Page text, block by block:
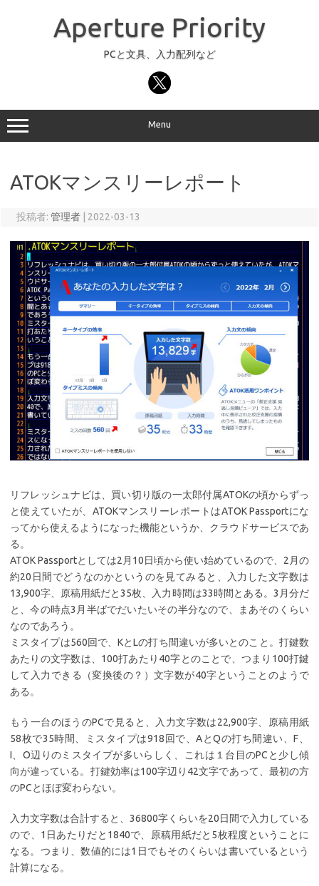
Aperture Priority
PCと文具、入力配列など
Menu
ATOKマンスリーレポート
投稿者: 管理者 2022-03-13
リフレッシュナビは、買い切り版の一太郎付属ATOKの頃からずっ
と使えていたが、ATOKマンスリーレポートはATOK Passportにな
ってから使えるようになった機能というか、クラウドサービスであ
る。
ATOK Passportとしては2月10日頃から使い始めているので、2月の
約20日間でどうなのかというのを見てみると、入力した文字数は
13,900字、原稿用紙だと35枚、入力時間は33時間とある。3月分だ
と、今の時点3月半ばでだいたいその半分なので、まあそのくらい
なのであろう。
ミスタイプは560回で、KとLの打ち間違いが多いとのこと。打鍵数
あたりの文字数は、100打あたり40字とのことで、つまり100打鍵
して入力できる（変換後の？）文字数が40字ということのようで
ある。
もう一台のほうのPCで見ると、入力文字数は22,900字、原稿用紙
58枚で35時間、ミスタイプは918回で、AとQの打ち間違い、F、
I、O辺りのミスタイプが多いらしく、これは１台目のPCと少し傾
向が違っている。打鍵効率は100字辺り42文字であって、最初の方
のPCとほぼ変わらない。
入力文字数は合計すると、36800字くらいを20日間で入力している
ので、1日あたりだと1840で、原稿用紙だと5枚程度ということに
なる。つまり、数値的には1日でもそのくらいは書いているという
計算になる。